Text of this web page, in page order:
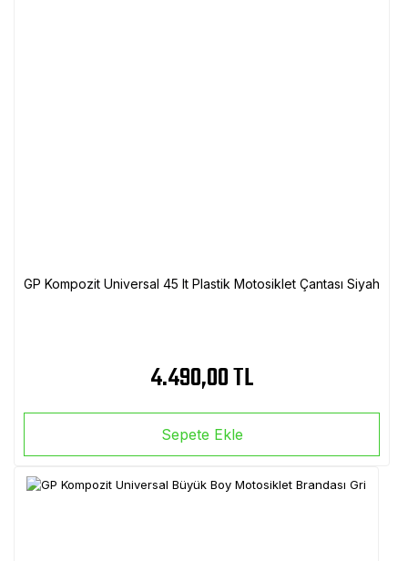
GP Kompozit Universal 45 lt Plastik Motosiklet Çantası Siyah
4.490,00 TL
Sepete Ekle